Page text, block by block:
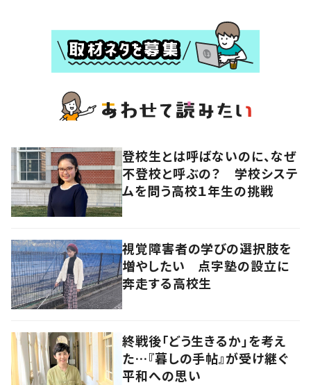
登校生とは呼ばないのに、なぜ
不登校と呼ぶの？ 学校システ
ムを問う高校１年生の挑戦
視覚障害者の学びの選択肢を
増やしたい 点字塾の設立に
奔走する高校生
終戦後「どう生きるか」を考え
た…『暮しの手帖』が受け継ぐ
平和への思い